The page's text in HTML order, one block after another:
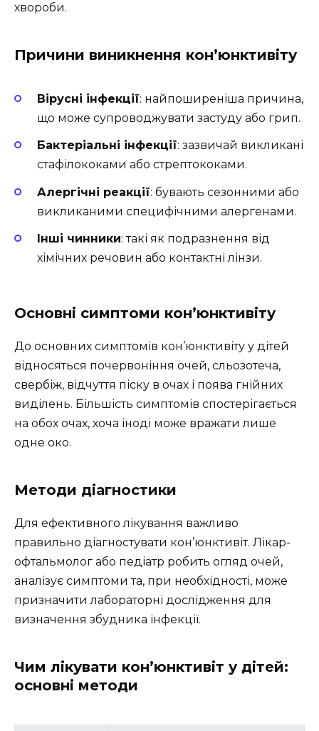
хвороби.
Причини виникнення кон’юнктивіту
Вірусні інфекції: найпоширеніша причина,
що може супроводжувати застуду або грип.
Бактеріальні інфекції: зазвичай викликані
стафілококами або стрептококами.
Алергічні реакції: бувають сезонними або
викликаними специфічними алергенами.
Інші чинники: такі як подразнення від
хімічних речовин або контактні лінзи.
Основні симптоми кон’юнктивіту
До основних симптомів кон’юнктивіту у дітей
відносяться почервоніння очей, сльозотеча,
свербіж, відчуття піску в очах і поява гнійних
виділень. Більшість симптомів спостерігається
на обох очах, хоча іноді може вражати лише
одне око.
Методи діагностики
Для ефективного лікування важливо
правильно діагностувати кон’юнктивіт. Лікар-
офтальмолог або педіатр робить огляд очей,
аналізує симптоми та, при необхідності, може
призначити лабораторні дослідження для
визначення збудника інфекції.
Чим лікувати кон’юнктивіт у дітей:
основні методи